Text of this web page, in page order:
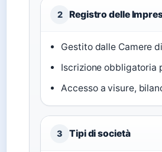
2 Registro delle
Gestito dalle Camere
Iscrizione obbligatoria
Accesso a visure,
3 Tipi di società